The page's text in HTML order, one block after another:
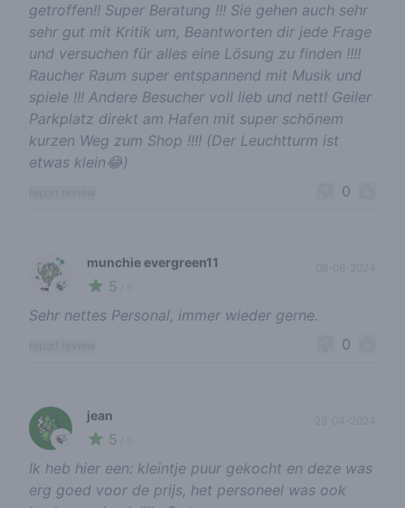
getroffen!! Super Beratung !!! Sie gehen auch sehr
sehr gut mit Kritik um, Beantworten dir jede Frage
und versuchen für alles eine Lösung zu finden !!!!
Raucher Raum super entspannend mit Musik und
spiele !!! Andere Besucher voll lieb und nett! Geiler
Parkplatz direkt am Hafen mit super schönem
kurzen Weg zum Shop !!!! (Der Leuchtturm ist
etwas klein😂)
0
🍃
munchie evergreen11
5
Sehr nettes Personal, immer wieder gerne.
0
🍃
jean
5
Ik heb hier een: kleintje puur gekocht en deze was
erg goed voor de prijs, het personeel was ook